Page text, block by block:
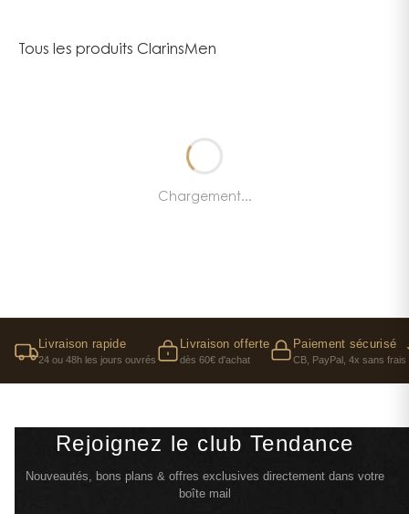
Tous les produits ClarinsMen
Chargement...
Livraison rapide
24 ou 48h les jours ouvrés
Livraison offerte
dès 60€ d'achat
Paiement sécurisé
CB, PayPal, 4x sans frais
Rejoignez le club Tendance
Nouveautés, bons plans & offres exclusives directement dans votre
boîte mail